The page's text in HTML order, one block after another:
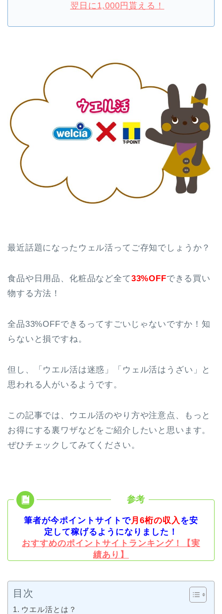
翌日に1,000円貰える！
最近話題になったウェル活ってご存知でしょうか？
食品や日用品、化粧品など全て33%OFFできる買い
物する方法！
全品33%OFFできるってすごいじゃないですか！知
らないと損ですね。
但し、「ウエル活は迷惑」「ウェル活はうざい」と
思われる人がいるようです。
この記事では、ウエル活のやり方や注意点、もっと
お得にする裏ワザなどをご紹介したいと思います。
ぜひチェックしてみてください。
筆者が今ポイントサイトで月6桁の収入 を安
定して稼げるようになりました！
おすすめのポイントサイトランキング！【実
績あり】
目次
ウエル活とは？